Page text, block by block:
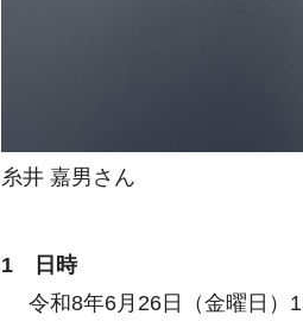
糸井 嘉男さん
1 日時
令和8年6月26日（金曜日）